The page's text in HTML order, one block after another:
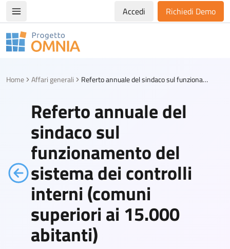
Apri/chiudi menù di navigazioneAccedi Richiedi Demo
Progetto Omnia
Home Affari generali Referto annuale del sindaco sul funzionamento del sistema dei controlli interni (comuni superiori ai 15.000 abitanti)
Referto annuale del
sindaco sul
funzionamento del
sistema dei controlli
interni (comuni
superiori ai 15.000
abitanti)